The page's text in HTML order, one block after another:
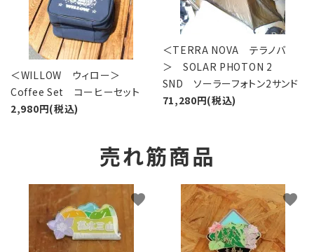
＜WILLOW ウィロー＞
Coffee Set コーヒーセット
2,980円(税込)
＜TERRA NOVA テラノバ
＞ SOLAR PHOTON 2
SND ソーラーフォトン2サンド
71,280円(税込)
売れ筋商品
favorite favorite